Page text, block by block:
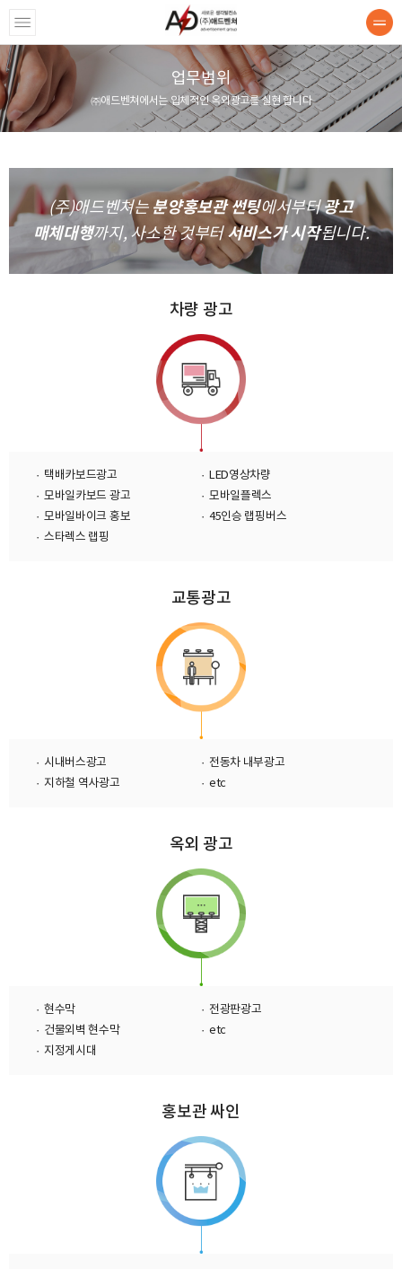
소개
연혁
카보드
업무범위
㈜애드벤쳐에서는 입체적인 옥외광고를 실현 합니다
(주)애드벤쳐는 분양홍보관 썬팅에서부터광고
매체대행까지, 사소한 것부터서비스가 시작됩니다.
차량 광고
· 택배카보드광고
· LED영상차량
· 모바일카보드 광고
· 모바일플렉스
· 모바일바이크 홍보
· 45인승 랩핑버스
· 스타렉스 랩핑
교통광고
· 시내버스광고
· 전동차 내부광고
· 지하철 역사광고
· etc
옥외 광고
· 현수막
· 전광판광고
· 건물외벽 현수막
· etc
· 지정게시대
홍보관 싸인